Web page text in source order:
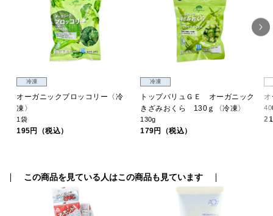
冷凍
オーガニックブロッコリー〈冷
凍〉
1袋
195円（税込）
冷凍
トップバリュＧＥ オーガニック
きざみおくら 130ｇ〈冷凍〉
130g
179円（税込）
この商品を見ている人はこの商品も見ています